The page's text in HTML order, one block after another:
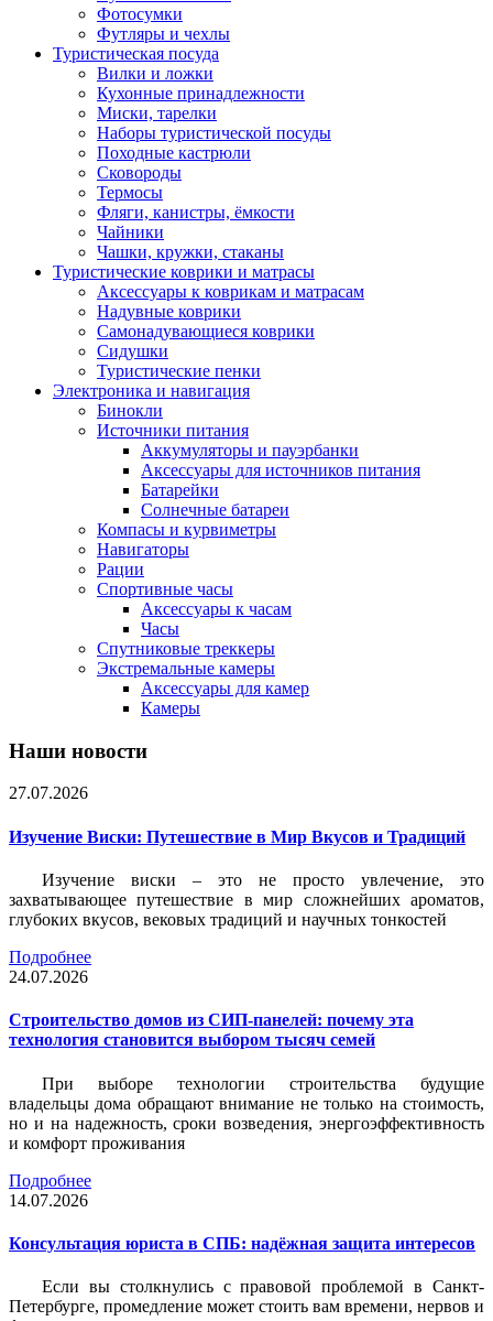
Фотосумки
Футляры и чехлы
Туристическая посуда
Вилки и ложки
Кухонные принадлежности
Миски, тарелки
Наборы туристической посуды
Походные кастрюли
Сковороды
Термосы
Фляги, канистры, ёмкости
Чайники
Чашки, кружки, стаканы
Туристические коврики и матрасы
Аксессуары к коврикам и матрасам
Надувные коврики
Самонадувающиеся коврики
Сидушки
Туристические пенки
Электроника и навигация
Бинокли
Источники питания
Аккумуляторы и пауэрбанки
Аксессуары для источников питания
Батарейки
Солнечные батареи
Компасы и курвиметры
Навигаторы
Рации
Спортивные часы
Аксессуары к часам
Часы
Спутниковые треккеры
Экстремальные камеры
Аксессуары для камер
Камеры
Наши новости
27.07.2026
Изучение Виски: Путешествие в Мир Вкусов и Традиций
Изучение виски – это не просто увлечение, это
захватывающее путешествие в мир сложнейших ароматов,
глубоких вкусов, вековых традиций и научных тонкостей
Подробнее
24.07.2026
Строительство домов из СИП-панелей: почему эта
технология становится выбором тысяч семей
При выборе технологии строительства будущие
владельцы дома обращают внимание не только на стоимость,
но и на надежность, сроки возведения, энергоэффективность
и комфорт проживания
Подробнее
14.07.2026
Консультация юриста в СПБ: надёжная защита интересов
Если вы столкнулись с правовой проблемой в Санкт-
Петербурге, промедление может стоить вам времени, нервов и